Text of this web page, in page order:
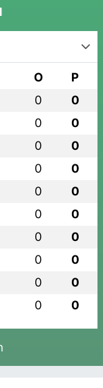
O P
0 0
0 0
0 0
0 0
0 0
0 0
0 0
0 0
0 0
0 0